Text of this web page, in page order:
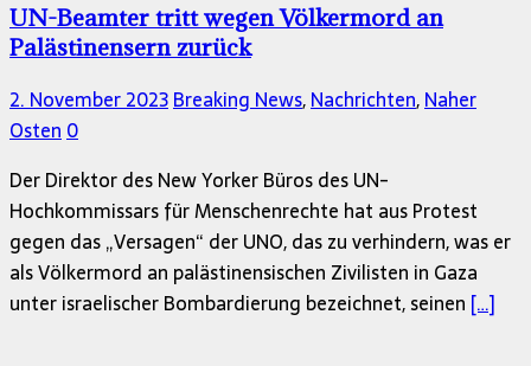
UN-Beamter tritt wegen Völkermord an
Palästinensern zurück
2. November 2023Breaking News,Nachrichten,Naher
Osten 0
Der Direktor des New Yorker Büros des UN-
Hochkommissars für Menschenrechte hat aus Protest
gegen das „Versagen“ der UNO, das zu verhindern, was er
als Völkermord an palästinensischen Zivilisten in Gaza
unter israelischer Bombardierung bezeichnet, seinen […]